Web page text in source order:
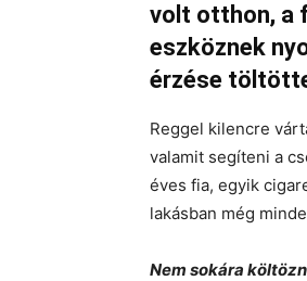
volt otthon, a
eszköznek
érzése
Reggel kilencre
valamit segíteni a
éves fia, egyik
lakásban még
Nem sokára